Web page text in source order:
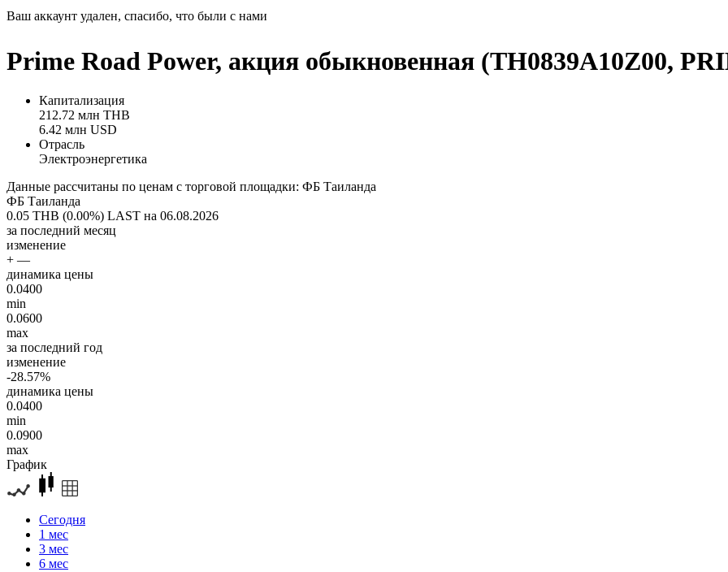
Ваш аккаунт удален, спасибо, что были с нами
Prime Road Power, акция обыкновенная (TH0839A10Z00,
Капитализация
212.72 млн THB
6.42 млн USD
Отрасль
Электроэнергетика
Данные рассчитаны по ценам с торговой площадки: ФБ Таиланда
ФБ Таиланда
0.05 THB (0.00%) LAST на 06.08.2026
за последний месяц
изменение
+ —
динамика цены
0.0400
min
0.0600
max
за последний год
изменение
-28.57%
динамика цены
0.0400
min
0.0900
max
График
Сегодня
1 мес
3 мес
6 мес